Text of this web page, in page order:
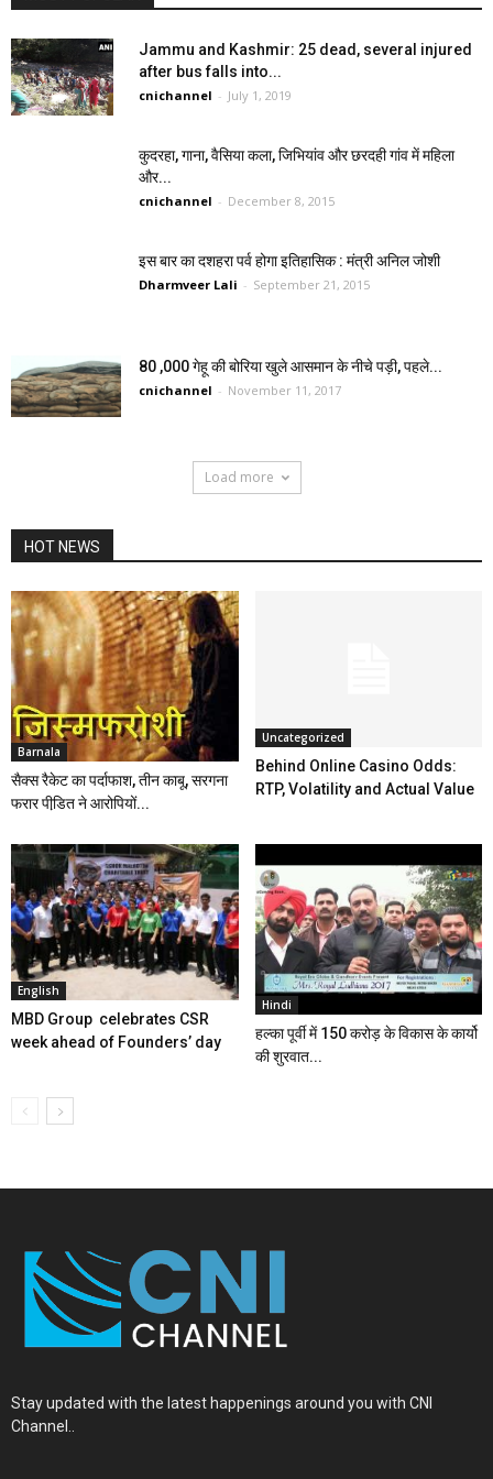
Jammu and Kashmir: 25 dead, several injured
after bus falls into...
cnichannel - July 1, 2019
कुदरहा, गाना, वैसिया कला, जिभियांव और छरदही गांव में महिला
और...
cnichannel - December 8, 2015
इस बार का दशहरा पर्व होगा इतिहासिक : मंत्री अनिल जोशी
Dharmveer Lali - September 21, 2015
80 ,000 गेहू की बोरिया खुले आसमान के नीचे पड़ी, पहले...
cnichannel - November 11, 2017
Load more
HOT NEWS
Barnala
सैक्स रैकेट का पर्दाफाश, तीन काबू, सरगना
फरार पीडि़त ने आरोपियों...
Uncategorized
Behind Online Casino Odds:
RTP, Volatility and Actual Value
English
MBD Group celebrates CSR
week ahead of Founders’ day
Hindi
हल्का पूर्वी में 150 करोड़ के विकास के कार्यो
की शुरवात...
Stay updated with the latest happenings around you with CNI
Channel..